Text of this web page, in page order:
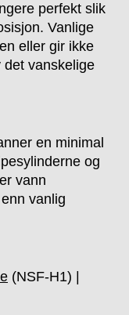
perfekt slik
Vanlige
eller gir ikke
vanskelige
en minimal
og
vann
vanlig
(NSF-H1) |